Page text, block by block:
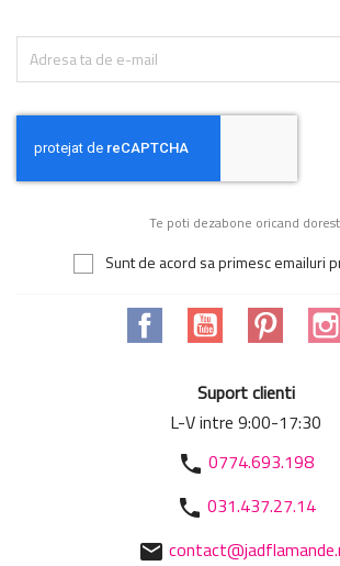
Te poti dezabone oricand
Sunt de acord sa primesc emailuri
Facebook YouTube Pinterest
Suport clienti
L-V intre 9:00-17:30
phone 0774.693.198
phone 031.437.27.14
mail